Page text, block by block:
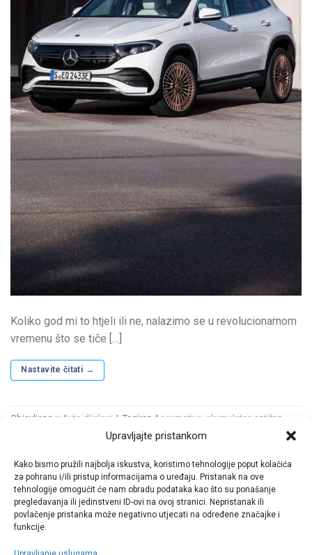
Upravljajte pristankom
Kako bismo pružili najbolja iskustva, koristimo tehnologije poput kolačića
za pohranu i/ili pristup informacijama o uređaju. Pristanak na ove
tehnologije omogućit će nam obradu podataka kao što su ponašanje
pregledavanja ili jedinstveni ID-ovi na ovoj stranici. Nepristanak ili
povlačenje pristanka može negativno utjecati na određene značajke i
funkcije.
Koliko god mi to htjeli ili ne, nalazimo se u revolucionarnom
vremenu što se tiče […]
Nastavite čitati →
Objavljeno u Auto dijelovi | Tagiran Accumotive akumulator, antifriz
električni,EQA,EQB ,EQC,EQE,EQS
mali servis
mercedes, Mercedes-AMG , Mercedes-EQ ,Mercedes-
Maybach,metlice brisača,Njemačka ,Peking,pločice,Poljeska,
servis,svjećice,tepisi ,ulje,zemska, zimska tekućina Ostavite komentar